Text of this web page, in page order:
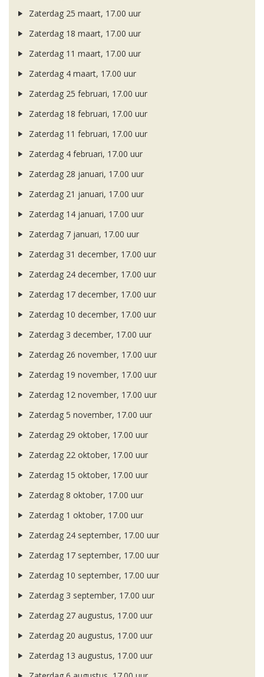
Zaterdag 25 maart, 17.00 uur
Zaterdag 18 maart, 17.00 uur
Zaterdag 11 maart, 17.00 uur
Zaterdag 4 maart, 17.00 uur
Zaterdag 25 februari, 17.00 uur
Zaterdag 18 februari, 17.00 uur
Zaterdag 11 februari, 17.00 uur
Zaterdag 4 februari, 17.00 uur
Zaterdag 28 januari, 17.00 uur
Zaterdag 21 januari, 17.00 uur
Zaterdag 14 januari, 17.00 uur
Zaterdag 7 januari, 17.00 uur
Zaterdag 31 december, 17.00 uur
Zaterdag 24 december, 17.00 uur
Zaterdag 17 december, 17.00 uur
Zaterdag 10 december, 17.00 uur
Zaterdag 3 december, 17.00 uur
Zaterdag 26 november, 17.00 uur
Zaterdag 19 november, 17.00 uur
Zaterdag 12 november, 17.00 uur
Zaterdag 5 november, 17.00 uur
Zaterdag 29 oktober, 17.00 uur
Zaterdag 22 oktober, 17.00 uur
Zaterdag 15 oktober, 17.00 uur
Zaterdag 8 oktober, 17.00 uur
Zaterdag 1 oktober, 17.00 uur
Zaterdag 24 september, 17.00 uur
Zaterdag 17 september, 17.00 uur
Zaterdag 10 september, 17.00 uur
Zaterdag 3 september, 17.00 uur
Zaterdag 27 augustus, 17.00 uur
Zaterdag 20 augustus, 17.00 uur
Zaterdag 13 augustus, 17.00 uur